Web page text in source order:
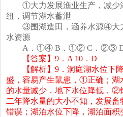
①大力发展渔业生产，减少
纽，调节湖水蓄泄
③围湖造田，涵养水源④大力
水资源
A．①④ B．①② C．②③
【答案】9．A 10．D
【解析】9．洞庭湖水位下降
盛，容易产生鼠患，①正确；湖
的水量减少，地下水位降低，②
二年降水量的大小不知，发展
错误；湖泊水位下降，湖泊面